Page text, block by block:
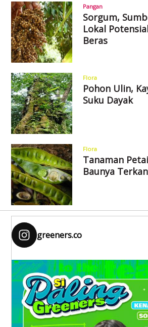
Pangan
Sorgum,
Lokal
Beras
Flora
Pohon Ulin,
Suku Dayak
Flora
Tanaman
Baunya
greeners.co